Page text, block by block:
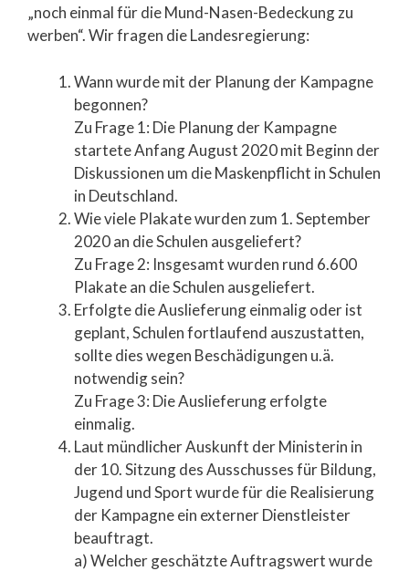
„noch einmal für die Mund-Nasen-Bedeckung zu
werben“. Wir fragen die Landesregierung:
Wann wurde mit der Planung der Kampagne
begonnen?
Zu Frage 1: Die Planung der Kampagne
startete Anfang August 2020 mit Beginn der
Diskussionen um die Maskenpflicht in Schulen
in Deutschland.
Wie viele Plakate wurden zum 1. September
2020 an die Schulen ausgeliefert?
Zu Frage 2: Insgesamt wurden rund 6.600
Plakate an die Schulen ausgeliefert.
Erfolgte die Auslieferung einmalig oder ist
geplant, Schulen fortlaufend auszustatten,
sollte dies wegen Beschädigungen u.ä.
notwendig sein?
Zu Frage 3: Die Auslieferung erfolgte
einmalig.
Laut mündlicher Auskunft der Ministerin in
der 10. Sitzung des Ausschusses für Bildung,
Jugend und Sport wurde für die Realisierung
der Kampagne ein externer Dienstleister
beauftragt.
a) Welcher geschätzte Auftragswert wurde